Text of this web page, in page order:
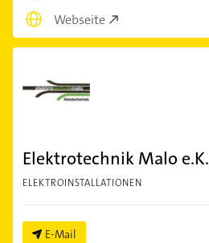
Webseite
Elektrotechnik Malo e.K.
ELEKTROINSTALLATIONEN
E-Mail